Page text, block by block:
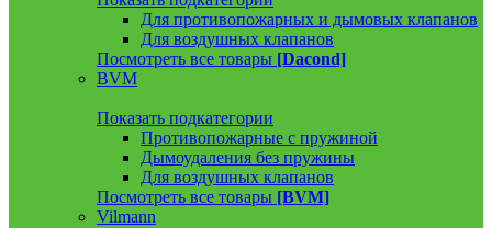
Для противопожарных и дымовых клапанов
Для воздушных клапанов
Посмотреть все товары [Dacond]
BVM
Показать подкатегории
Противопожарные с пружиной
Дымоудаления без пружины
Для воздушных клапанов
Посмотреть все товары [BVM]
Vilmann